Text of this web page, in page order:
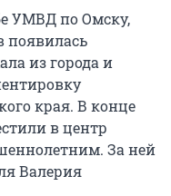
УМВД по Омску,
появилась
из города и
края. В конце
в центр
За ней
Валерия